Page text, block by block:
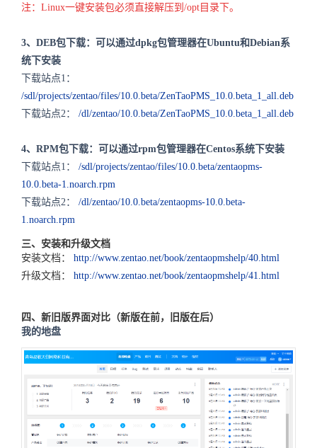
注：Linux一键安装包必须直接解压到/opt目录下。
3、DEB包下载：可以通过dpkg包管理器在Ubuntu和Debian系
统下安装
下载站点1：
/sdl/projects/zentao/files/10.0.beta/ZenTaoPMS_10.0.beta_1_all.deb
下载站点2： /dl/zentao/10.0.beta/ZenTaoPMS_10.0.beta_1_all.deb
4、RPM包下载：可以通过rpm包管理器在Centos系统下安装
下载站点1： /sdl/projects/zentao/files/10.0.beta/zentaopms-
10.0.beta-1.noarch.rpm
下载站点2： /dl/zentao/10.0.beta/zentaopms-10.0.beta-
1.noarch.rpm
三、安装和升级文档
安装文档：
http://www.zentao.net/book/zentaopmshelp/40.html
升级文档：
http://www.zentao.net/book/zentaopmshelp/41.html
四、新旧版界面对比（新版在前，旧版在后）
我的地盘